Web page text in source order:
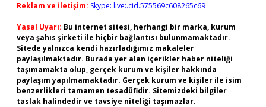
Reklam ve İletişim: Skype: live:.cid.575569c608265c69
Yasal Uyarı: Bu internet sitesi, herhangi bir marka, kurum
veya şahıs şirketi ile hiçbir bağlantısı bulunmamaktadır.
Sitede yalnızca kendi hazırladığımız makaleler
paylaşılmaktadır. Burada yer alan içerikler haber niteliği
taşımamakta olup, gerçek kurum ve kişiler hakkında
paylaşım yapılmamaktadır. Gerçek kurum ve kişiler ile isim
benzerlikleri tamamen tesadüfidir. Sitemizdeki bilgiler
taslak halindedir ve tavsiye niteliği taşımazlar.